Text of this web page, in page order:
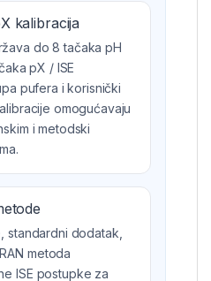
kalibracija
do 8 tačaka pH
pX / ISE
pufera i korisnički
omogućavaju
i metodski
standardni dodatak,
metoda
ISE postupke za